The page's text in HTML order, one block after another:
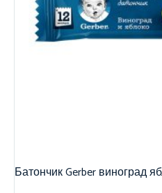
Батончик Gerber виноград